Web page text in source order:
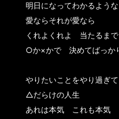
明日になってわかるよう
愛ならそれが愛なら
くれよくれよ　当たるまで
○か×かで　決めてばっか
やりたいことをやり過ぎて
△だらけの人生
あれは本気　これも本気